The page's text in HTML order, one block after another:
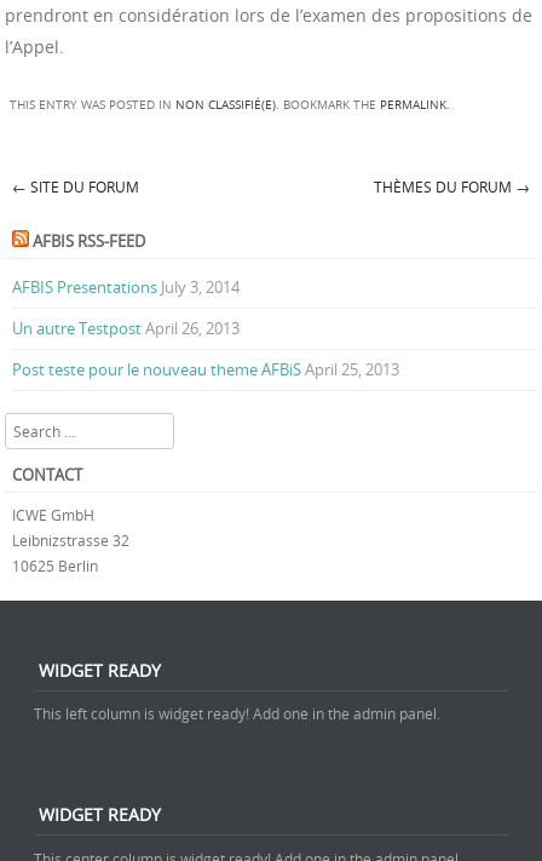
prendront en considération lors de l’examen des propositions de
l’Appel.
THIS ENTRY WAS POSTED IN NON CLASSIFIÉ(E). BOOKMARK THE PERMALINK.
Post navigation
← SITE DU FORUM THÈMES DU FORUM →
AFBIS RSS-FEED
AFBIS Presentations July 3, 2014
Un autre TestpostApril 26, 2013
Post teste pour le nouveau theme AFBiSApril 25, 2013
Search
CONTACT
ICWE GmbH
Leibnizstrasse 32
10625 Berlin
WIDGET READY
This left column is widget ready! Add one in the admin panel.
WIDGET READY